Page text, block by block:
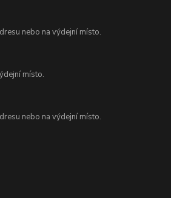
nebo na výdejní místo.
místo.
nebo na výdejní místo.